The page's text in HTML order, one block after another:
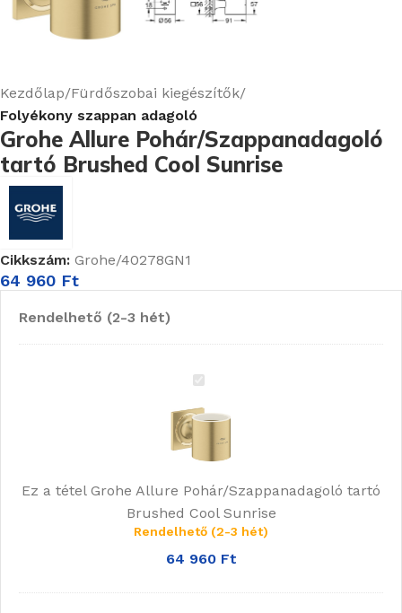
Kezdőlap Fürdőszobai kiegészítők
Folyékony szappan adagoló
Grohe Allure Pohár/Szappanadagoló
tartó Brushed Cool Sunrise
Cikkszám: Grohe/40278GN1
64 960 Ft
Rendelhető (2-3 hét)
Grohe
Pohár/Szappanadagoló
tartó
Cool
Sunrise
Ez a tétel Grohe Allure Pohár/Szappanadagoló tartó
Brushed Cool Sunrise
Rendelhető (2-3 hét)
64 960 Ft